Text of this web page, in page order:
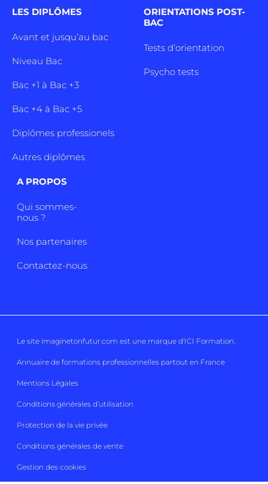
LES DIPLÔMES
Avant et jusqu’au bac
Niveau Bac
Bac +1 à Bac +3
Bac +4 à Bac +5
Diplômes professionels
Autres diplômes
ORIENTATIONS POST-
BAC
Tests d’orientation
Psycho tests
A PROPOS
Qui sommes-
nous ?
Nos partenaires
Contactez-nous
Le site imaginetonfutur.com est une marque d'ICI Formation.
Annuaire de formations professionnelles partout en France
Mentions Légales
Conditions générales d’utilisation
Protection de la vie privée
Conditions générales de vente
Gestion des cookies